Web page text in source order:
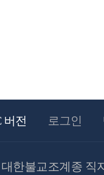
버전 로그인
대한불교조계종 직